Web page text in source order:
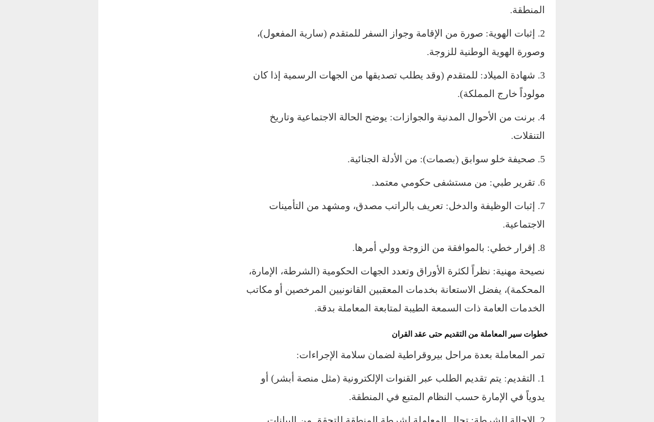
المنطقة.
2. إثبات الهوية: صورة من الإقامة وجواز السفر للمتقدم (سارية المفعول)،
وصورة الهوية الوطنية للزوجة.
3. شهادة الميلاد: للمتقدم (وقد يطلب تصديقها من الجهات الرسمية إذا كان
مولوداً خارج المملكة).
4. برنت من الأحوال المدنية والجوازات: يوضح الحالة الاجتماعية وتاريخ
التنقلات.
5. صحيفة خلو سوابق (بصمات): من الأدلة الجنائية.
6. تقرير طبي: من مستشفى حكومي معتمد.
7. إثبات الوظيفة والدخل: تعريف بالراتب مصدق، ومشهد من التأمينات
الاجتماعية.
8. إقرار خطي: بالموافقة من الزوجة وولي أمرها.
نصيحة مهنية: نظراً لكثرة الأوراق وتعدد الجهات الحكومية (الشرطة، الإمارة،
المحكمة)، يفضل الاستعانة بخدمات المعقبين القانونيين المرخصين أو مكاتب
الخدمات العامة ذات السمعة الطيبة لمتابعة المعاملة بدقة.
خطوات سير المعاملة من التقديم حتى عقد القران
تمر المعاملة بعدة مراحل بيروقراطية لضمان سلامة الإجراءات:
1. التقديم: يتم تقديم الطلب عبر القنوات الإلكترونية (مثل منصة أبشر) أو
يدوياً في الإمارة حسب النظام المتبع في المنطقة.